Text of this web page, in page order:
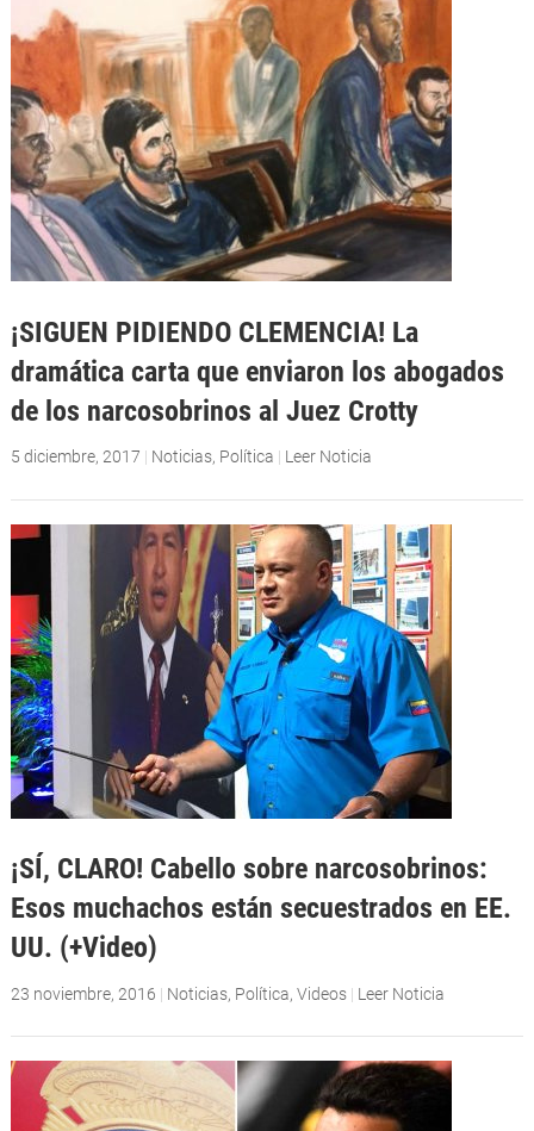
¡SIGUEN PIDIENDO CLEMENCIA! La
dramática carta que enviaron los abogados
de los narcosobrinos al Juez Crotty
5 diciembre, 2017 | Noticias, Política | Leer Noticia
¡SÍ, CLARO! Cabello sobre narcosobrinos:
Esos muchachos están secuestrados en EE.
UU. (+Video)
23 noviembre, 2016 | Noticias, Política, Videos | Leer Noticia